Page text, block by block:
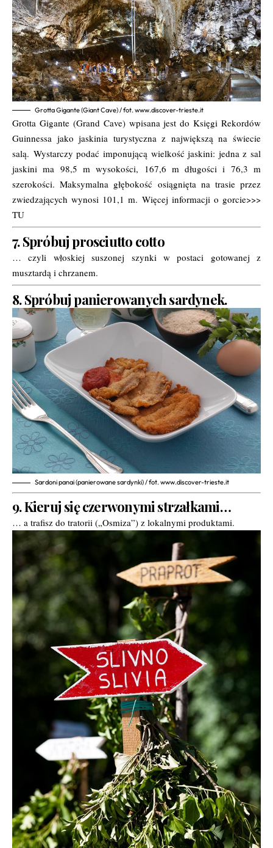
Grotta Gigante (Giant Cave) / fot. www.discover-trieste.it
Grotta Gigante (Grand Cave) wpisana jest do Księgi Rekordów
Guinnessa jako jaskinia turystyczna z największą na świecie
salą. Wystarczy podać imponującą wielkość jaskini: jedna z sal
jaskini ma 98,5 m wysokości, 167,6 m długości i 76,3 m
szerokości. Maksymalna głębokość osiągnięta na trasie przez
zwiedzających wynosi 101,1 m. Więcej informacji o gorcie>>>
TU
7. Spróbuj prosciutto cotto
… czyli włoskiej suszonej szynki w postaci gotowanej z
musztardą i chrzanem.
8. Spróbuj panierowanych sardynek.
Sardoni panai (panierowane sardynki) / fot. www.discover-trieste.it
9. Kieruj się czerwonymi strzałkami…
… a trafisz do tratorii („Osmiza”) z lokalnymi produktami.